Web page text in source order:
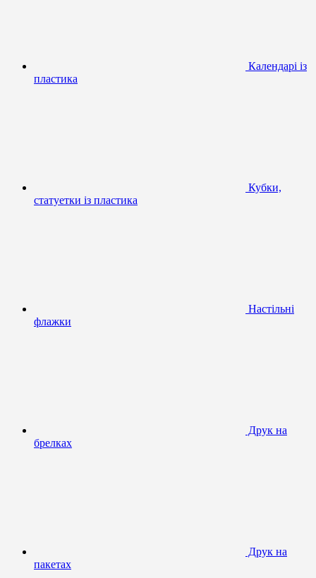
Календарі із
пластика
Кубки,
статуетки із пластика
Настільні
флажки
Друк на
брелках
Друк на
пакетах